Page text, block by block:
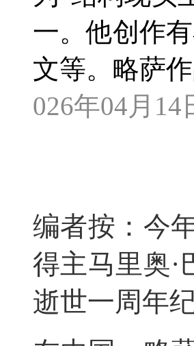
一。他创作
文等。略萨
026年04月14
编者按：今
得主马里奥·
逝世一周年